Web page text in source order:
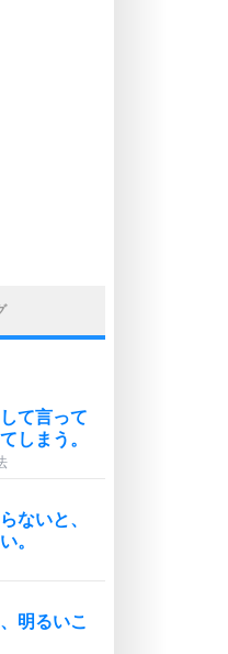
て言って
しまう。
ないと、
。
明るいこ